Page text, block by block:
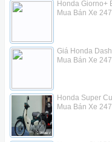
Honda Giorno+
Mua Bán Xe 247
Giá Honda
Mua Bán Xe 247
Honda Super
Mua Bán Xe 247